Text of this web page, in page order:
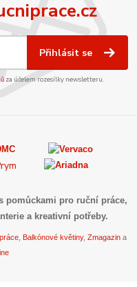
Přihlásit se
za účelem rozesílky newsletteru.
pomůckami pro ruční práce,
a kreativní potřeby.
, Balkónové květiny, Zmagazina